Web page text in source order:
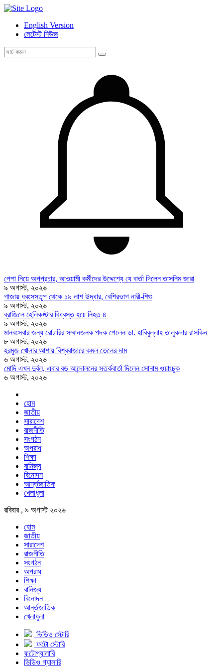
English Version
লেটেস্ট নিউজ
পেশা নিয়ে অপপ্রচার, আওয়ামী কর্মীদের উদ্দেশ্যে যে বার্তা দিলেন তাসনিম জারা
৯ অগাস্ট, ২০২৬
গাজায় ধ্বংসস্তূপ থেকে ১৯ লাশ উদ্ধার, বেশিরভাগ নারী-শিশু
৯ অগাস্ট, ২০২৬
ব্রাজিলে হেলিকপ্টার বিধ্বস্ত হয়ে নিহত ৪
৯ অগাস্ট, ২০২৬
মানবসেবার জন্য রোটারির সম্মানজনক পদক পেলেন ডা. হাবিবুল্লাহ তালুকদার রাসকিন
৮ অগাস্ট, ২০২৬
হরমুজ খোলার আশায় বিশ্ববাজারে কমল তেলের দাম
৬ অগাস্ট, ২০২৬
মোদি এখন দুর্বল, এবার বড় আন্দোলনের সতর্কবার্তা দিলেন সোনাম ওয়াংচুক
৬ অগাস্ট, ২০২৬
হোম
জাতীয়
সারাদেশ
রাজনীতি
সংগঠন
অপরাধ
শিক্ষা
বানিজ্য
বিনোদন
আর্ন্তজাতিক
খেলাধুলা
রবিবার , ৯ অগাস্ট ২০২৬
হোম
জাতীয়
সারাদেশ
রাজনীতি
সংগঠন
অপরাধ
শিক্ষা
বানিজ্য
বিনোদন
আর্ন্তজাতিক
খেলাধুলা
ভিডিও স্টোরি
ফটো স্টোরি
ফটোগ্যালারি
ভিডিও গ্যালারি